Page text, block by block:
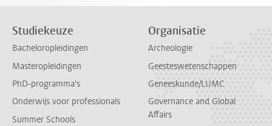
Studiekeuze
Bacheloropleidingen
Masteropleidingen
PhD-programma's
Onderwijs voor professionals
Summer Schools
Organisatie
Archeologie
Geesteswetenschappen
Geneeskunde/LUMC
Governance and Global
Affairs